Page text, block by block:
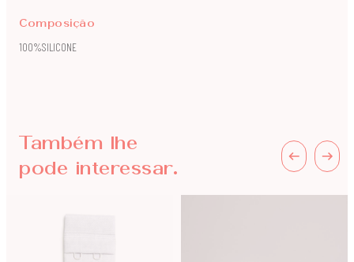
Composição
100%SILICONE
Também lhe
pode interessar.